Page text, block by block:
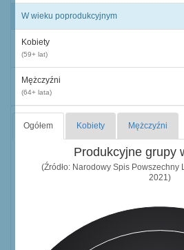
W wieku poprodukcyjnym
Kobiety
(59+ lat)
Mężczyźni
(64+ lata)
Ogółem Kobiety Mężczyźni
Produkcyjne grupy
(Źródło: Narodowy Spis Powszechny
2021)